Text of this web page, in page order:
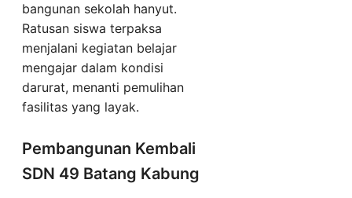
bangunan sekolah hanyut.
Ratusan siswa terpaksa
menjalani kegiatan belajar
mengajar dalam kondisi
darurat, menanti pemulihan
fasilitas yang layak.
Pembangunan Kembali
SDN 49 Batang Kabung